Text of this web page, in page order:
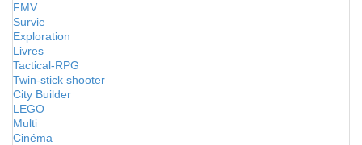
FMV
Survie
Exploration
Livres
Tactical-RPG
Twin-stick shooter
City Builder
LEGO
Multi
Cinéma